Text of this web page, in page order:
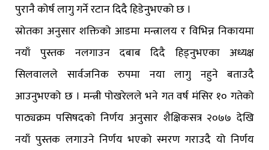
पुरानै कोर्ष लागु गर्ने रटान दिदै हिडेनुभएको छ ।
स्रोतका अनुसार शक्तिको आडमा मन्त्रालय र विभिन्न निकायमा
नयाँ पुस्तक नलगाउन दबाब दिदै हिड्नुभएका अध्यक्ष
सिलवालले सार्वजनिक रुपमा नया लागु नहुने बताउदै
आउनुभएको छ । मन्त्री पोखरेलले भने गत वर्ष मंसिर १० गतेको
पाठ्यक्रम पसिषदको निर्णय अनुसार शैक्षिकसत्र २०७७ देखि
नयाँ पुस्तक लगाउने निर्णय भएको स्मरण गराउदै यो निर्णय